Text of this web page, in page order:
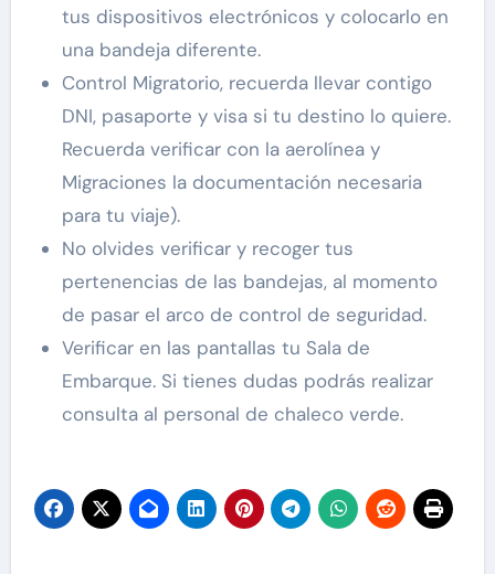
tus dispositivos electrónicos y colocarlo en
una bandeja diferente.
Control Migratorio, recuerda llevar contigo
DNI, pasaporte y visa si tu destino lo quiere.
Recuerda verificar con la aerolínea y
Migraciones la documentación necesaria
para tu viaje).
No olvides verificar y recoger tus
pertenencias de las bandejas, al momento
de pasar el arco de control de seguridad.
Verificar en las pantallas tu Sala de
Embarque. Si tienes dudas podrás realizar
consulta al personal de chaleco verde.